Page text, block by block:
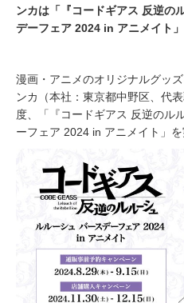
ンカは「『コードギアス 反逆の
デーフェア 2024 in アニメイト
漫画・アニメのオリジナルグッ
ンカ（本社：東京都中野区、代
度、「『コードギアス 反逆のル
ーフェア 2024 in アニメイト」を